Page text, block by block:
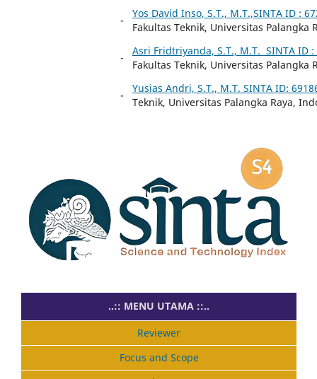
-
Yos David Inso, S.T., M.T.,SINTA ID :
Fakultas Teknik, Universitas Palangka
-
Asri Fridtriyanda, S.T., M.T. SINTA ID :
Fakultas Teknik, Universitas Palangka
-
Yusias Andri, S.T., M.T. SINTA ID:
Teknik, Universitas Palangka Raya,
..:: MENU UTAMA ::..
Reviewer
Focus and Scope